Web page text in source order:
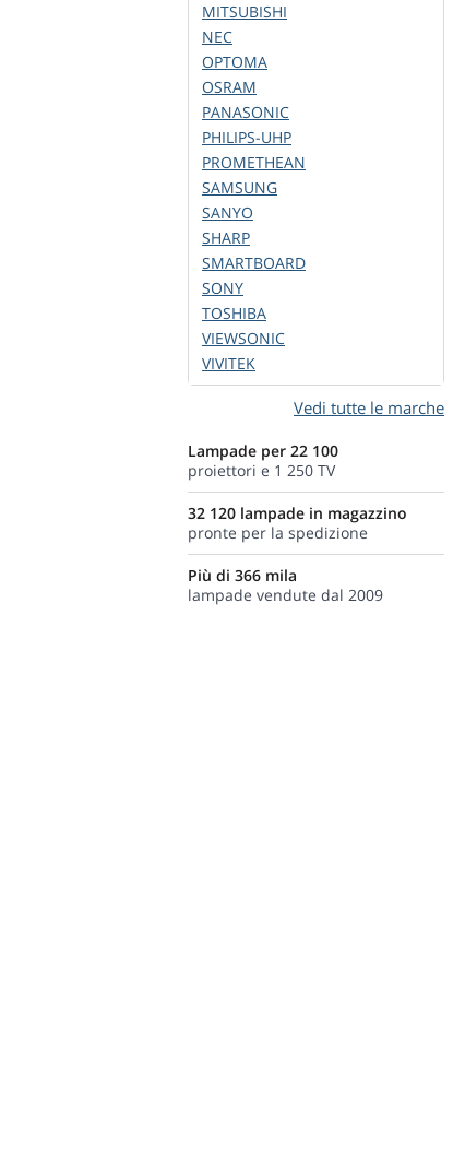
MITSUBISHI
NEC
OPTOMA
OSRAM
PANASONIC
PHILIPS-UHP
PROMETHEAN
SAMSUNG
SANYO
SHARP
SMARTBOARD
SONY
TOSHIBA
VIEWSONIC
VIVITEK
Vedi tutte le marche
Lampade per 22 100
proiettori e 1 250 TV
32 120 lampade in magazzino
pronte per la spedizione
Più di 366 mila
lampade vendute dal 2009